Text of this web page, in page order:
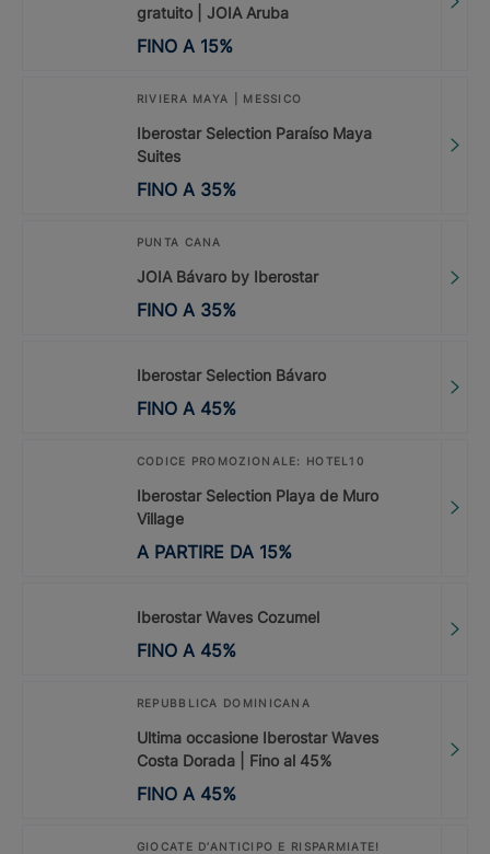
gratuito | JOIA Aruba
FINO A 15%
RIVIERA MAYA | MESSICO
Iberostar Selection Paraíso Maya
Suites
FINO A 35%
PUNTA CANA
JOIA Bávaro by Iberostar
FINO A 35%
Iberostar Selection Bávaro
FINO A 45%
CODICE PROMOZIONALE: HOTEL10
Iberostar Selection Playa de Muro
Village
A PARTIRE DA 15%
Iberostar Waves Cozumel
FINO A 45%
REPUBBLICA DOMINICANA
Ultima occasione Iberostar Waves
Costa Dorada | Fino al 45%
FINO A 45%
GIOCATE D’ANTICIPO E RISPARMIATE!